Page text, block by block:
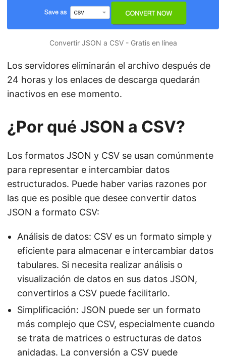
Convertir JSON a CSV - Gratis en línea
Los servidores eliminarán el archivo después de
24 horas y los enlaces de descarga quedarán
inactivos en ese momento.
¿Por qué JSON a CSV?
Los formatos JSON y CSV se usan comúnmente
para representar e intercambiar datos
estructurados. Puede haber varias razones por
las que es posible que desee convertir datos
JSON a formato CSV:
Análisis de datos: CSV es un formato simple y
eficiente para almacenar e intercambiar datos
tabulares. Si necesita realizar análisis o
visualización de datos en sus datos JSON,
convertirlos a CSV puede facilitarlo.
Simplificación: JSON puede ser un formato
más complejo que CSV, especialmente cuando
se trata de matrices o estructuras de datos
anidadas. La conversión a CSV puede